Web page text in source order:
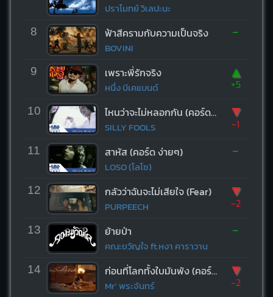
ปราโมทย์ วิเลปะนะ
8 ฟ้าสีครามกับความเป็นจริง
BOVINI
-
9 เพราะพี่รักจริง
หนึ่ง บีเคแบนด์
▲
+5
10 ไหนว่าจะไม่หลอกกัน (คอร์ด ง่ายๆ)
SILLY FOOLS
▼
-1
11 สาหัส (คอร์ด ง่ายๆ)
LOSO (โลโซ)
-
12 กลัวว่าฉันจะไม่เสียใจ (Fear)
PURPEECH
▼
-2
13 ย้ายป่า
คณะขวัญใจ ft.หงา คาราวาน
-
14 ก่อนที่โลกทั้งใบมันพัง (คอร์ด ง่ายๆ)
Mr’ พระจันทร์
▼
-2